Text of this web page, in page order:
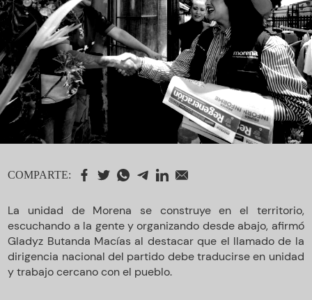
COMPARTE:
La unidad de Morena se construye en el territorio,
escuchando a la gente y organizando desde abajo, afirmó
Gladyz Butanda Macías al destacar que el llamado de la
dirigencia nacional del partido debe traducirse en unidad
y trabajo cercano con el pueblo.